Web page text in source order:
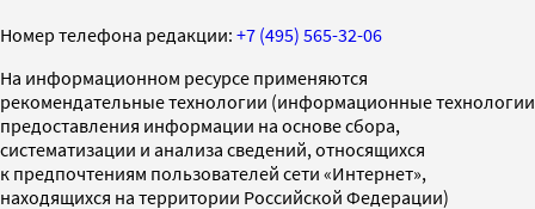
Номер телефона редакции: +7 (495) 565-32-06
На информационном ресурсе применяются
рекомендательные технологии (информационные технологии
предоставления информации на основе сбора,
систематизации и анализа сведений, относящихся
к предпочтениям пользователей сети «Интернет»,
находящихся на территории Российской Федерации)